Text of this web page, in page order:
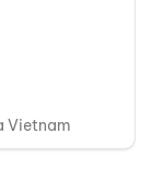
Vietnam